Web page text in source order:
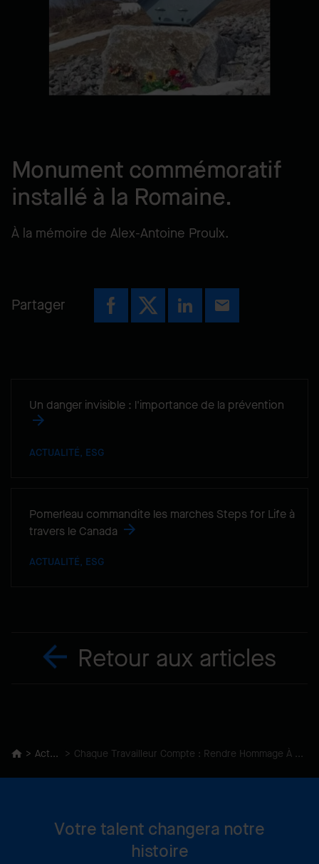
Monument commémoratif
installé à la Romaine.
À la mémoire de Alex-Antoine Proulx.
Partager
Un danger invisible : l'importance de la prévention
ACTUALITÉ, ESG
Pomerleau commandite les marches Steps for Life à
travers le Canada
ACTUALITÉ, ESG
Retour aux articles
Actualités Chaque Travailleur Compte : Rendre Hommage À Travers Plus de Prévention
Votre talent changera notre
histoire